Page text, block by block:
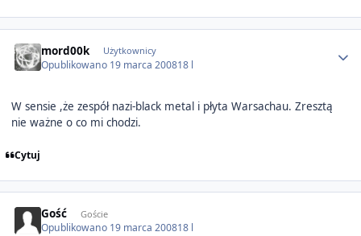
mord00k Użytkownicy
Opublikowano 19 marca 200818 l
W sensie ,że zespół nazi-black metal i płyta Warsachau. Zresztą
nie ważne o co mi chodzi.
Cytuj
Gość Goście
Opublikowano 19 marca 200818 l